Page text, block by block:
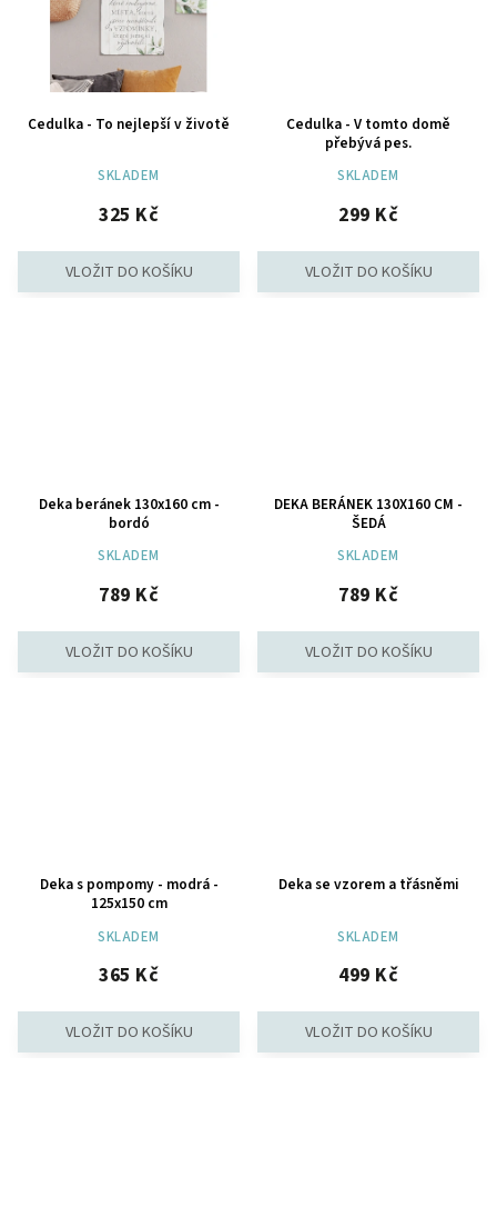
Cedulka - To nejlepší v životě
SKLADEM
325 Kč
Cedulka - V tomto domě
přebývá pes.
SKLADEM
299 Kč
Deka beránek 130x160 cm -
bordó
SKLADEM
789 Kč
DEKA BERÁNEK 130X160 CM -
ŠEDÁ
SKLADEM
789 Kč
Deka s pompomy - modrá -
125x150 cm
SKLADEM
365 Kč
Deka se vzorem a třásněmi
SKLADEM
499 Kč